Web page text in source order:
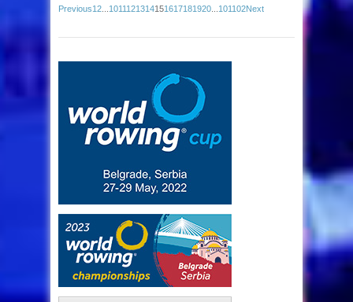
Previous12 1011121314151617181920 101102Next